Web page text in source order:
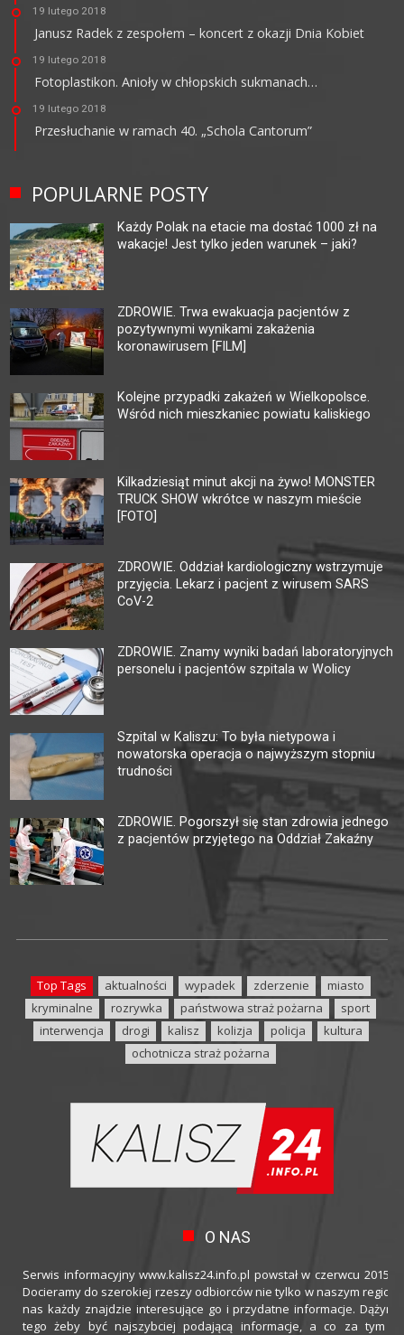
19 lutego 2018
Janusz Radek z zespołem – koncert z okazji Dnia Kobiet
19 lutego 2018
Fotoplastikon. Anioły w chłopskich sukmanach…
19 lutego 2018
Przesłuchanie w ramach 40. „Schola Cantorum”
POPULARNE POSTY
Każdy Polak na etacie ma dostać 1000 zł na
wakacje! Jest tylko jeden warunek – jaki?
ZDROWIE. Trwa ewakuacja pacjentów z
pozytywnymi wynikami zakażenia
koronawirusem [FILM]
Kolejne przypadki zakażeń w Wielkopolsce.
Wśród nich mieszkaniec powiatu kaliskiego
Kilkadziesiąt minut akcji na żywo! MONSTER
TRUCK SHOW wkrótce w naszym mieście
[FOTO]
ZDROWIE. Oddział kardiologiczny wstrzymuje
przyjęcia. Lekarz i pacjent z wirusem SARS
CoV-2
ZDROWIE. Znamy wyniki badań laboratoryjnych
personelu i pacjentów szpitala w Wolicy
Szpital w Kaliszu: To była nietypowa i
nowatorska operacja o najwyższym stopniu
trudności
ZDROWIE. Pogorszył się stan zdrowia jednego
z pacjentów przyjętego na Oddział Zakaźny
Top Tags aktualności wypadek zderzenie
miasto
kryminalne
rozrywka państwowa straż pożarna
sport
interwencja
drogi kalisz kolizja policja
kultura
ochotnicza straż pożarna
O NAS
Serwis informacyjny www.kalisz24.info.pl powstał w czerwcu 2015
Docieramy do szerokiej rzeszy odbiorców nie tylko w naszym
nas każdy znajdzie interesujące go i przydatne informacje.
tego żeby być najszybciej podającą informacje, a co za tym